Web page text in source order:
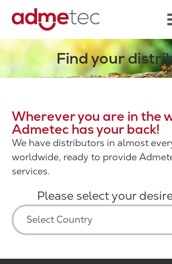
Find your
Wherever you are in the
Admetec has your back!
We have distributors in almost
worldwide, ready to provide
services.
Please select your
Select Country
Contact your